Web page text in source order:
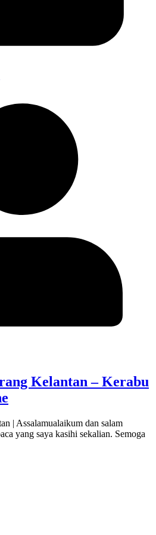
Kelantan – Kerabu
| Assalamualaikum dan salam
yang saya kasihi sekalian. Semoga